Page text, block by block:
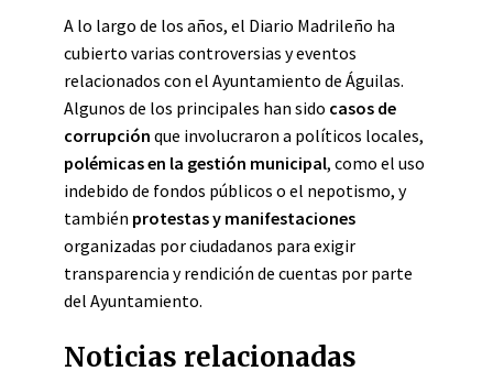
A lo largo de los años, el Diario Madrileño ha
cubierto varias controversias y eventos
relacionados con el Ayuntamiento de Águilas.
Algunos de los principales han sido casos de
corrupción que involucraron a políticos locales,
polémicas en la gestión municipal, como el uso
indebido de fondos públicos o el nepotismo, y
también protestas y manifestaciones
organizadas por ciudadanos para exigir
transparencia y rendición de cuentas por parte
del Ayuntamiento.
Noticias relacionadas